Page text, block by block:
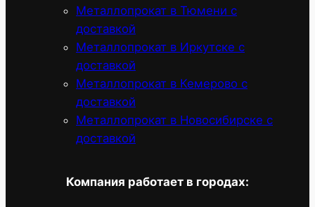
Металлопрокат в Тюмени с
доставкой
Металлопрокат в Иркутске с
доставкой
Металлопрокат в Кемерово с
доставкой
Металлопрокат в Новосибирске с
доставкой
Компания работает в городах: